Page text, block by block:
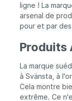
ligne ! La
arsenal de
pour et par
Produits
La marque
à Svänsta, à
Cela montre
extrême. Ce